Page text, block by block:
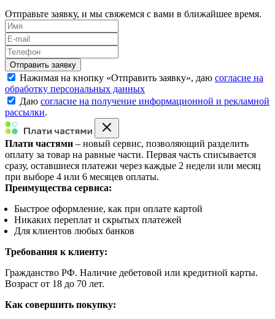
Отправьте заявку, и мы свяжемся с вами в ближайшее время.
Нажимая на кнопку «Отправить заявку», даю согласие на
обработку персональных данных
Даю согласие на получение информационной и рекламной
рассылки.
Плати частями – новый сервис, позволяющий разделить
оплату за товар на равные части. Первая часть списывается
сразу, оставшиеся платежи через каждые 2 недели или месяц
при выборе 4 или 6 месяцев оплаты.
Преимущества сервиса:
Быстрое оформление, как при оплате картой
Никаких переплат и скрытых платежей
Для клиентов любых банков
Требования к клиенту:
Гражданство РФ. Наличие дебетовой или кредитной карты.
Возраст от 18 до 70 лет.
Как совершить покупку: